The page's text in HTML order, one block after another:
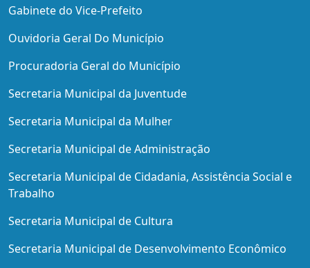
Gabinete do Vice-Prefeito
Ouvidoria Geral Do Município
Procuradoria Geral do Município
Secretaria Municipal da Juventude
Secretaria Municipal da Mulher
Secretaria Municipal de Administração
Secretaria Municipal de Cidadania, Assistência Social e
Trabalho
Secretaria Municipal de Cultura
Secretaria Municipal de Desenvolvimento Econômico